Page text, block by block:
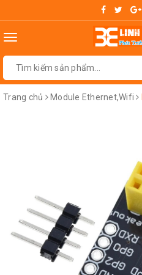
Toggle
Trang chủ Module Ethernet,Wifi